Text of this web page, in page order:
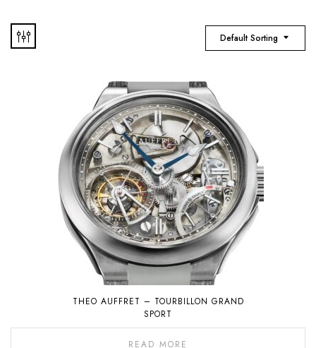
Default Sorting
THEO AUFFRET – TOURBILLON GRAND
SPORT
READ MORE